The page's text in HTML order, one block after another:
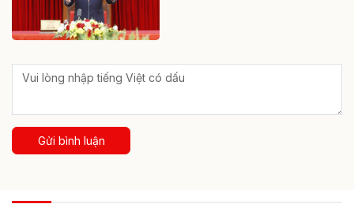
Gửi bình luận